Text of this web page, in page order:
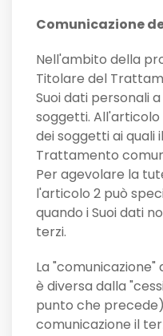
Comunicazione
Nell'ambito della
Titolare del
Suoi dati personali
soggetti. All'articolo
dei soggetti ai quali
Trattamento
Per agevolare la
l'articolo 2 può
quando i Suoi dati
terzi.
La
è diversa dalla
punto che
comunicazione il